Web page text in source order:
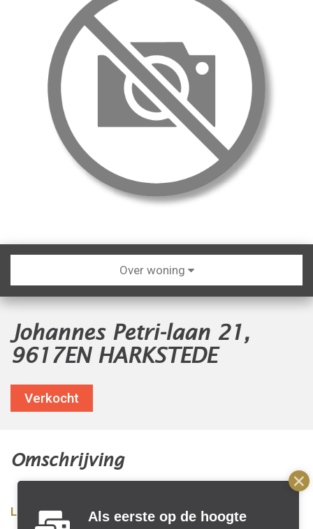
Over woning
Johannes Petri-laan 21,
9617EN HARKSTEDE
Verkocht
Omschrijving
Lees meer... Als eerste op de hoogte